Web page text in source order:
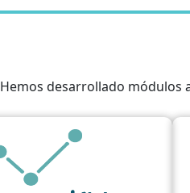
Hemos desarrollado módulos